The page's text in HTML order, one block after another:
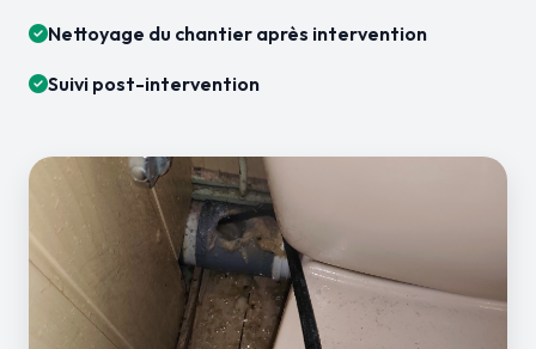
Nettoyage du chantier après intervention
Suivi post-intervention